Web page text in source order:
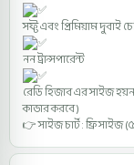
সফ্ট এবং প্রিমিয়াম দুবাই
নন ট্রান্সপারেন্ট
রেডি হিজাব এর সাইজ
কাভার করবে )
👉 সাইজ চার্ট : ফ্রি সাইজ